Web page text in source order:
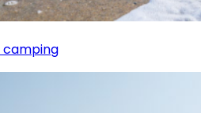
camping